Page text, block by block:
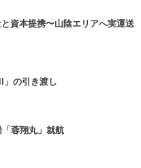
資本提携〜山陰エリアへ実運送
」の引き渡し
蓉翔丸」就航